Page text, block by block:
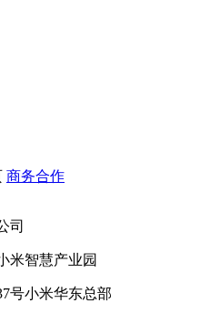
商务合作
司
米智慧产业园
号小米华东总部